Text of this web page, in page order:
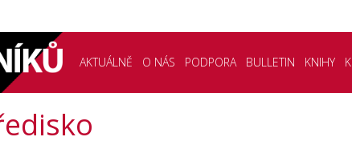
AKTUÁLNĚ O NÁS PODPORA BULLETIN KNIHY